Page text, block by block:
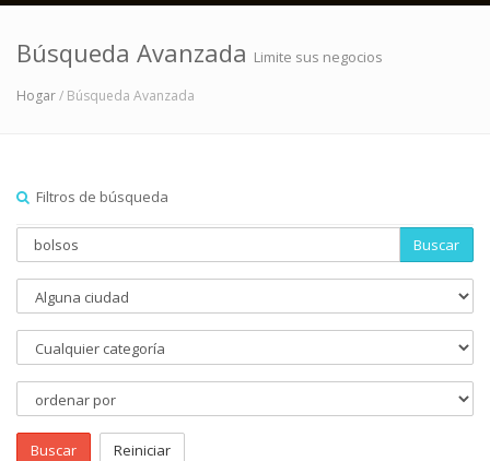
Búsqueda Avanzada Limite sus negocios
Hogar/ Búsqueda Avanzada
Filtros de búsqueda
Buscar
Buscar Reiniciar